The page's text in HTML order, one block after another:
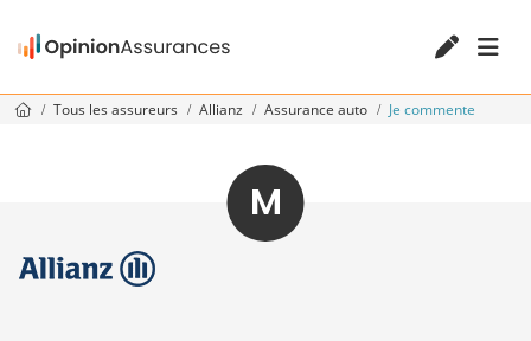
Tous les assureurs Allianz Assurance auto Je commente
M